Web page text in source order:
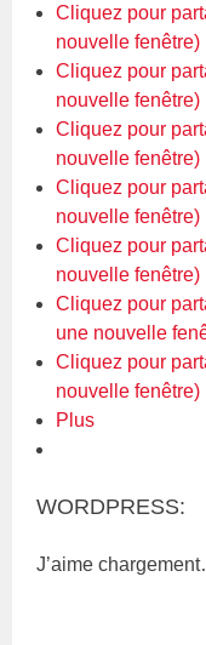
Cliquez pour
nouvelle fenêtre)
Cliquez pour
nouvelle fenêtre)
Cliquez pour
nouvelle fenêtre)
Cliquez pour
nouvelle fenêtre)
Cliquez pour
nouvelle fenêtre)
Cliquez pour
une nouvelle
Cliquez pour
nouvelle fenêtre)
Plus
WORDPRESS:
J’aime